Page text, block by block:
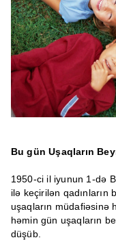
Bu gün Uşaqların
1950-ci il iyunun 1-də
ilə keçirilən qadınların
uşaqların müdafiəsinə
həmin gün uşaqların
düşüb.